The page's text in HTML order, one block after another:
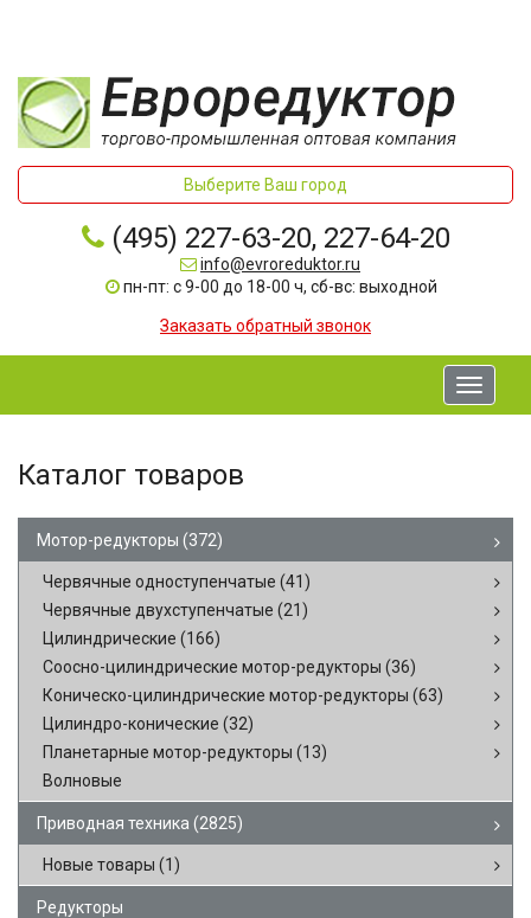
Выберите Ваш город
(495) 227-63-20, 227-64-20
info@evroreduktor.ru
пн-пт: с 9-00 до 18-00 ч, сб-вс: выходной
Заказать обратный звонок
Toggle
Каталог товаров
Мотор-редукторы (372)
Червячные одноступенчатые (41)
Червячные двухступенчатые (21)
Цилиндрические (166)
Соосно-цилиндрические мотор-редукторы (36)
Коническо-цилиндрические мотор-редукторы (63)
Цилиндро-конические (32)
Планетарные мотор-редукторы (13)
Волновые
Приводная техника (2825)
Новые товары (1)
Редукторы